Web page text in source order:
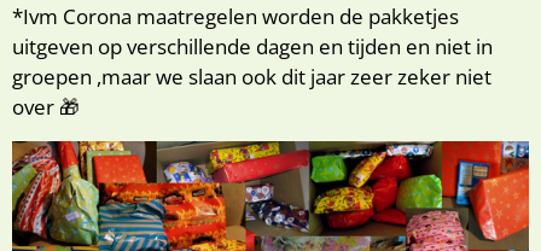
*Ivm Corona maatregelen worden de pakketjes
uitgeven op verschillende dagen en tijden en niet in
groepen ,maar we slaan ook dit jaar zeer zeker niet
over 🎁